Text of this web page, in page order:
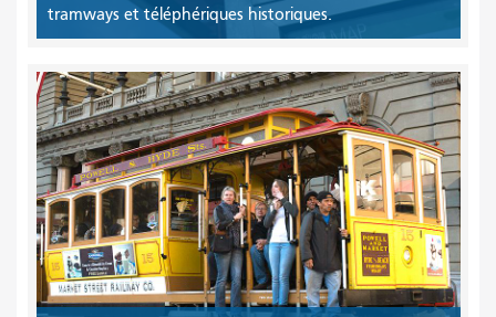
tramways et téléphériques historiques.